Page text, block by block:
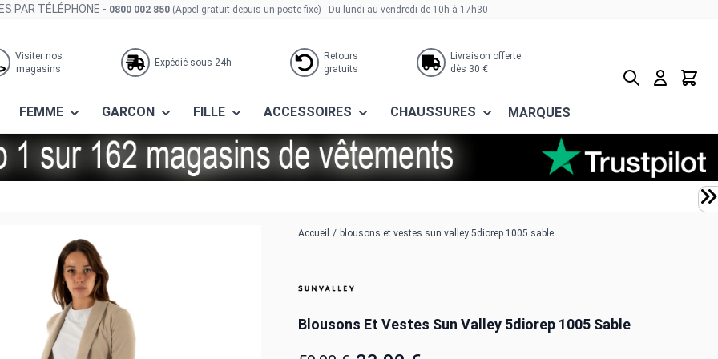
PAR TÉLÉPHONE - 0800 002 850 (Appel gratuit depuis un poste fixe) - Du lundi au vendredi de 10h à 17h30
Visiter nos
magasins
Expédié sous 24h
Retours
gratuits
Livraison offerte
dès 30 €
FEMME GARCON FILLE ACCESSOIRES CHAUSSURES MARQUES
Rechercher
Panier
1005 sable Accueil / blousons et vestes sun valley 5diorep 1005 sable
Blousons Et Vestes Sun Valley 5diorep 1005 Sable